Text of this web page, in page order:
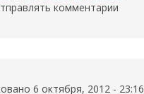
комментарии
6 октября, 2012 - 23:16